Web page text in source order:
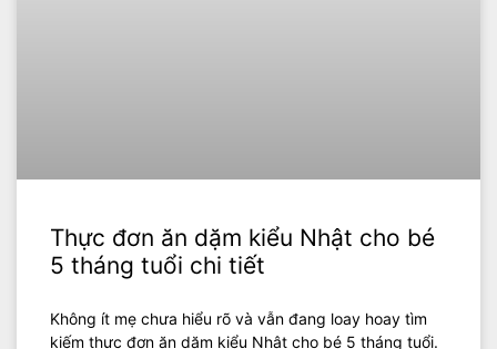
Thực đơn ăn dặm kiểu Nhật cho bé
5 tháng tuổi chi tiết
Không ít mẹ chưa hiểu rõ và vẫn đang loay hoay tìm
kiếm thực đơn ăn dặm kiểu Nhật cho bé 5 tháng tuổi.